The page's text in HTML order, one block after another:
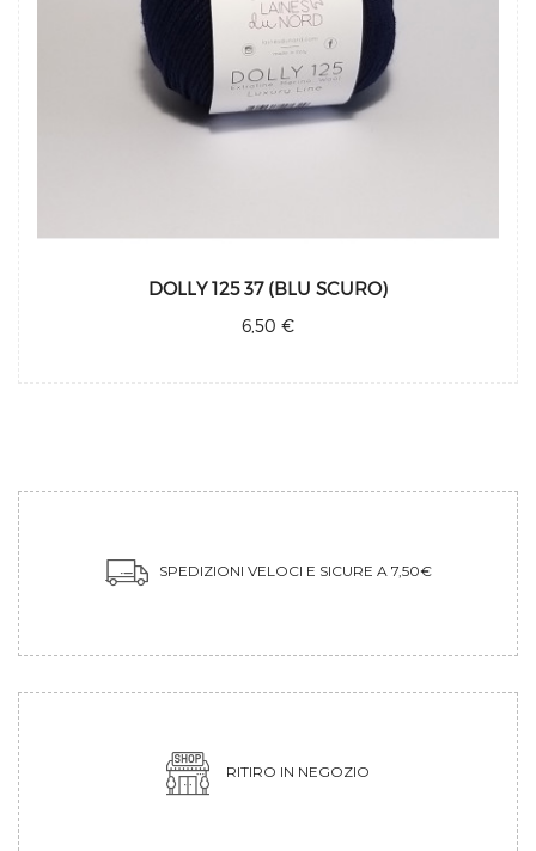
DOLLY 125 37 (BLU SCURO)
6,50 €
SPEDIZIONI VELOCI E SICURE A 7,50€
RITIRO IN NEGOZIO